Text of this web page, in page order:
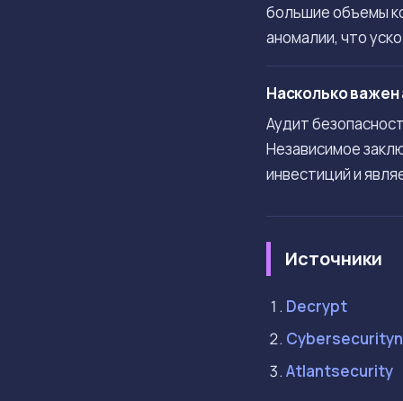
большие объемы
аномалии, что
Насколько
Аудит
Независимое
инвестиций и
Источники
Decrypt
Atlantsecurity